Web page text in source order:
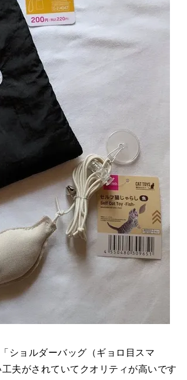
ショルダーバッグ（ギョロ目スマ
夫がされていてクオリティが高いです